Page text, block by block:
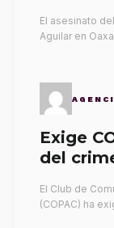
El asesinato
Aguilar en
Exige
del
El Club de
(COPAC) ha